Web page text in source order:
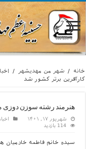
خانه / شهر من مهديشهر /
کارآفرین برتر کشور شد
هنرمند رشته سوزن دوزی
شهریور ۱۷, ۱۴۰۱
114 بازدید
سیده خانم فاطمه خادمیان